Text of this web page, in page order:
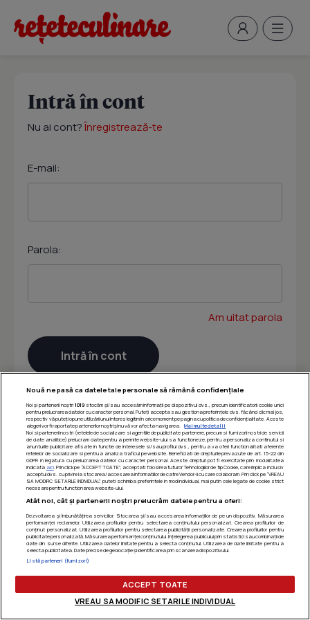
Intră în cont
Nu ai cont?Înregistrează-te
E-mail:
Parola:
Am uitat parola
Nouă ne pasă ca datele tale personale să rămână confidențiale
Noi și partenerii noștri 1019stocăm și/sau accesăm informații pe dispozitivul dvs., precum identificatorii cookie unici
pentru prelucrarea datelor cu caracter personal. Puteți accepta sau gestiona preferințele dvs. făcând clic mai jos,
respectiv vă puteți opune utilizării unui interes legitim în orice moment pe pagina cu politica de confidențialitate. Aceste
alegeri vor fi raportate partenerilor noștri și nu vă vor afecta navigarea.
Mai multe detalii
Noi si partenerii nostri (retelele de socializare si agentiile de publicitate partenere, precum si furnizorii nostri de servicii
de date analitice) prelucram date pentru a permite website-ului sa functioneze, pentru a personaliza continutul si
anunturile publicitare afisate in functie de interesele si/sau profilul dvs., pentru a va oferi functionalitati aferente
retelelor de socializare si pentru a analiza traficul pe website. Beneficiati de drepturile prevazute de art. 15-22 din
GDPR in legatura cu prelucrarea datelor cu caracter personal. Aceste drepturi pot fi exercitate prin modalitatea
indicata aici. Prin click pe “ACCEPT TOATE”, acceptati folosirea tuturor Tehnologiilor de tip Cookie, care implica inclusiv
acceptul dvs. cu privire la stocarea/accesarea informatiilor de catre Vendor-ii cu care colaboram. Prin click pe “VREAU
SA MODIFIC SETARILE INDIVIDUAL” puteti schimba preferintele in mod individual, mai putin cele legate de cookie strict
necesare pentru functionarea website-ului.
Atât noi, cât și partenerii noștri prelucrăm datele pentru a oferi:
Dezvoltarea și îmbunătățirea serviciilor. Stocarea și/sau accesarea informațiilor de pe un dispozitiv. Măsurarea
performanței reclamelor. Utilizarea profilurilor pentru selectarea conținutului personalizat. Crearea profilurilor de
conținut personalizat. Utilizarea profilurilor pentru selectarea publicității personalizate. Crearea profilurilor pentru
publicitate personalizată. Măsurarea performanței conținutului. Înțelegerea publicului prin statistici sau combinații de
date din surse diferite. Utilizarea datelor limitate pentru a selecta conținutul. Utilizarea de date limitate pentru a
selecta publicitatea. Date precise de geolocație și identificarea prin scanarea dispozitivului.
Listă parteneri (furnizori)
ACCEPT TOATE
VREAU SA MODIFIC SETARILE INDIVIDUAL